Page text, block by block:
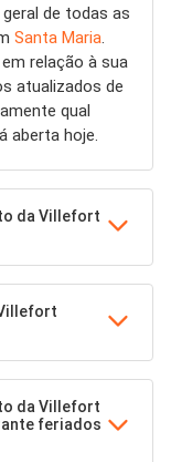
de todas as
Santa Maria.
relação à sua
atualizados de
qual
aberta hoje.
da Villefort
da Villefort
feriados